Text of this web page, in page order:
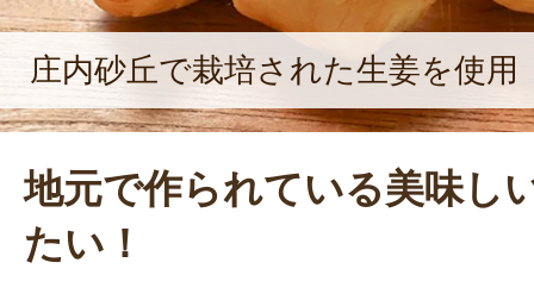
庄内砂丘で栽培された生姜を使用
地元で作られている美味し
たい！